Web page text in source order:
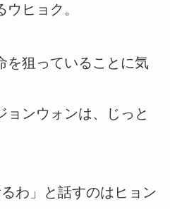
ヒョク。
を狙っていることに気
ョンウォンは、じっと
わ」と話すのはヒョン